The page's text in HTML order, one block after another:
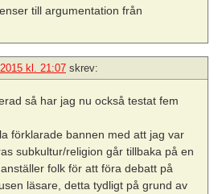
till argumentation från
kl. 21:07 skrev:
så har jag nu också testat fem
förklarade bannen med att jag var
subkultur/religion går tillbaka på en
folk för att föra debatt på
läsare, detta tydligt på grund av